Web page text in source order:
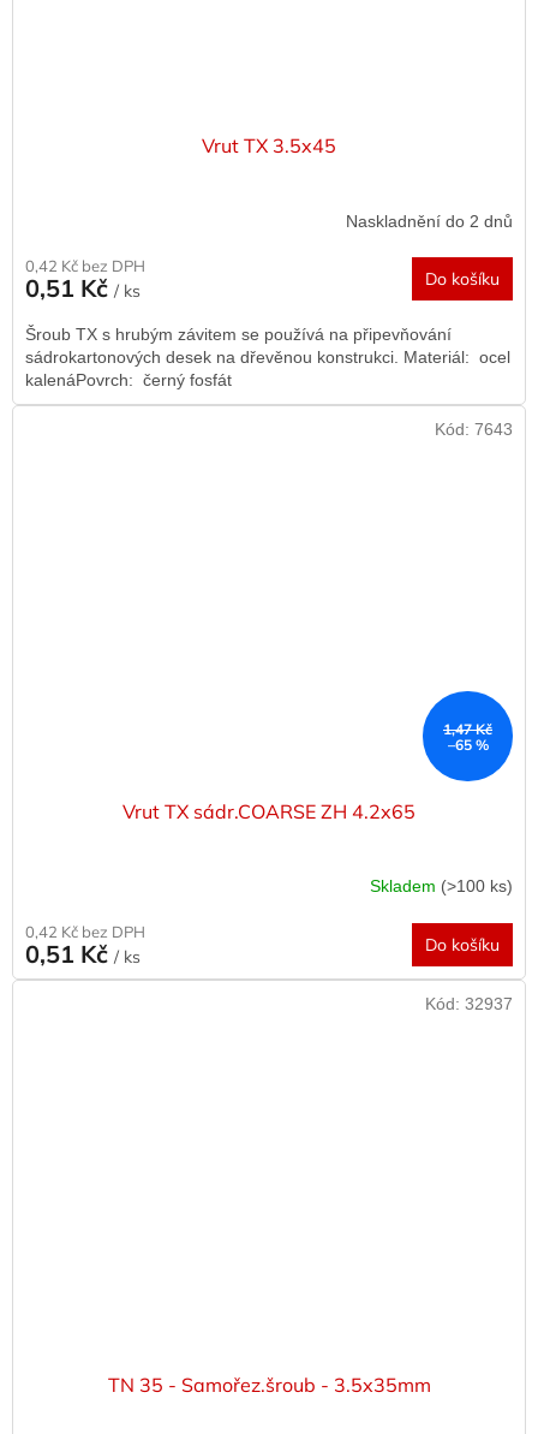
Vrut TX 3.5x45
Naskladnění do 2 dnů
0,42 Kč bez DPH
0,51 Kč / ks
Do košíku
Šroub TX s hrubým závitem se používá na připevňování
sádrokartonových desek na dřevěnou konstrukci. Materiál: ocel
kalenáPovrch: černý fosfát
1,47 Kč
–65 %
Vrut TX sádr.COARSE ZH 4.2x65
Skladem (>100 ks)
0,42 Kč bez DPH
0,51 Kč / ks
Do košíku
Kód: 7643
TN 35 - Samořez.šroub - 3.5x35mm
Kód: 32937